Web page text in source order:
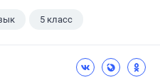
5 класс